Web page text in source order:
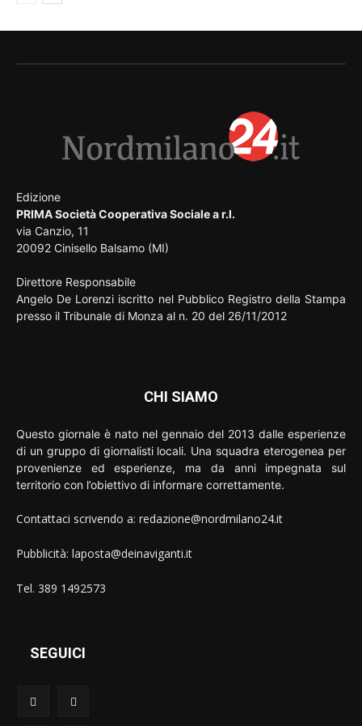
Edizione
PRIMA Società Cooperativa Sociale a r.l.
via Canzio, 11
20092 Cinisello Balsamo (MI)
Direttore Responsabile
Angelo De Lorenzi iscritto nel Pubblico Registro della Stampa
presso il Tribunale di Monza al n. 20 del 26/11/2012
CHI SIAMO
Questo giornale è nato nel gennaio del 2013 dalle esperienze
di un gruppo di giornalisti locali. Una squadra eterogenea per
provenienze ed esperienze, ma da anni impegnata sul
territorio con l’obiettivo di informare correttamente.
Contattaci scrivendo a: redazione@nordmilano24.it
Pubblicità: laposta@deinaviganti.it
Tel. 389 1492573
SEGUICI